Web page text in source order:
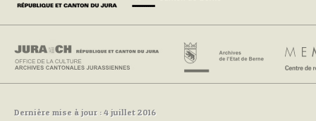
Dernière mise à jour : 4 juillet 2016